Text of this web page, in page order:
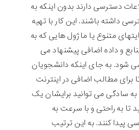
دسترسی دارند بدون اینکه به
داشته باشند. این کار با تهیه
متنوع یا ماژول هایی که به
و داده اضافی پیشنهاد می
شود. به جای اینکه دانشجویان
برای مطالب اضافی در اینترنت
سادگی می توانید برایشان یک
تا به راحتی و با سرعت به
پیدا کنند. به این ترتیب